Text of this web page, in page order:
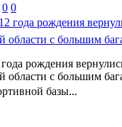
0 0
рождения
области с большим
базы...